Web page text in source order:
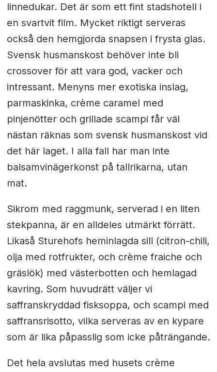
linnedukar. Det är som ett fint stadshotell i
en svartvit film. Mycket riktigt serveras
också den hemgjorda snapsen i frysta glas.
Svensk husmanskost behöver inte bli
crossover för att vara god, vacker och
intressant. Menyns mer exotiska inslag,
parmaskinka, crème caramel med
pinjenötter och grillade scampi får väl
nästan räknas som svensk husmanskost vid
det här laget. I alla fall har man inte
balsamvinägerkonst på tallrikarna, utan
mat.
Sikrom med raggmunk, serverad i en liten
stekpanna, är en alldeles utmärkt förrätt.
Likaså Sturehofs heminlagda sill (citron-chili,
olja med rotfrukter, och crème fraiche och
gräslök) med västerbotten och hemlagad
kavring. Som huvudrätt väljer vi
saffranskryddad fisksoppa, och scampi med
saffransrisotto, vilka serveras av en kypare
som är lika påpasslig som icke påträngande.
Det hela avslutas med husets crème